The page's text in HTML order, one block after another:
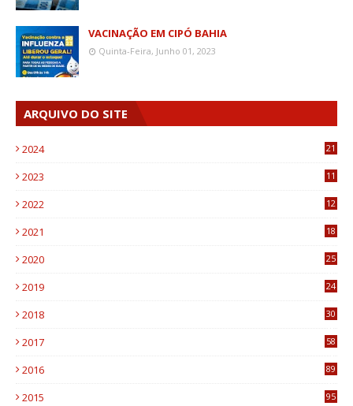
VACINAÇÃO EM CIPÓ BAHIA
Quinta-Feira, Junho 01, 2023
ARQUIVO DO SITE
2024 21
2023
11
2022
12
2021
18
2020
25
2019
24
2018
30
2017
58
2016
89
2015
95